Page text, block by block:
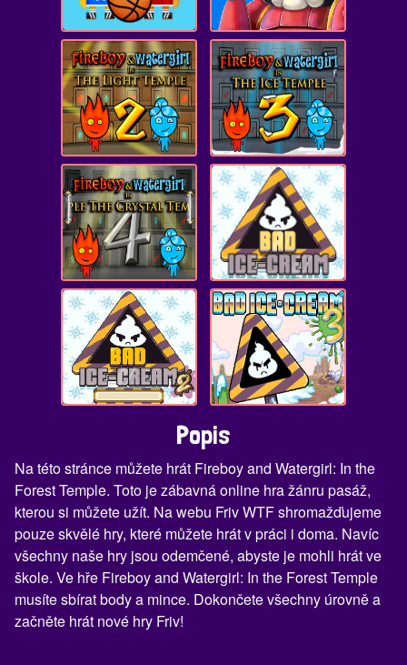
Popis
Na této stránce můžete hrát Fireboy and Watergirl: In the
Forest Temple. Toto je zábavná online hra žánru pasáž,
kterou si můžete užít. Na webu Friv WTF shromažďujeme
pouze skvělé hry, které můžete hrát v práci i doma. Navíc
všechny naše hry jsou odemčené, abyste je mohli hrát ve
škole. Ve hře Fireboy and Watergirl: In the Forest Temple
musíte sbírat body a mince. Dokončete všechny úrovně a
začněte hrát nové hry Friv!